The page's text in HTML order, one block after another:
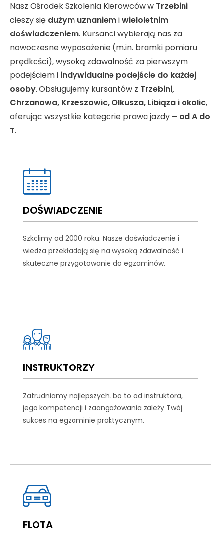
Nasz Ośrodek Szkolenia Kierowców w Trzebini
cieszy się dużym uznaniemiwieloletnim
doświadczeniem. Kursanci wybierają nas za
nowoczesne wyposażenie (m.in. bramki pomiaru
prędkości), wysoką zdawalność za pierwszym
podejściem i indywidualne podejście do każdej
osoby. Obsługujemy kursantów z Trzebini,
Chrzanowa, Krzeszowic, Olkusza, Libiąża i okolic,
oferując wszystkie kategorie prawa jazdy – od A do
T.
DOŚWIADCZENIE
Szkolimy od 2000 roku. Nasze doświadczenie i
wiedza przekładają się na wysoką zdawalność i
skuteczne przygotowanie do egzaminów.
INSTRUKTORZY
Zatrudniamy najlepszych, bo to od instruktora,
jego kompetencji i zaangażowania zależy Twój
sukces na egzaminie praktycznym.
FLOTA